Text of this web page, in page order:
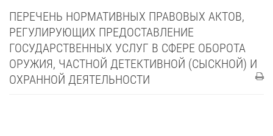
ПЕРЕЧЕНЬ НОРМАТИВНЫХ ПРАВОВЫХ АКТОВ,
РЕГУЛИРУЮЩИХ ПРЕДОСТАВЛЕНИЕ
ГОСУДАРСТВЕННЫХ УСЛУГ В СФЕРЕ ОБОРОТА
ОРУЖИЯ, ЧАСТНОЙ ДЕТЕКТИВНОЙ (СЫСКНОЙ) И
ОХРАННОЙ ДЕЯТЕЛЬНОСТИ